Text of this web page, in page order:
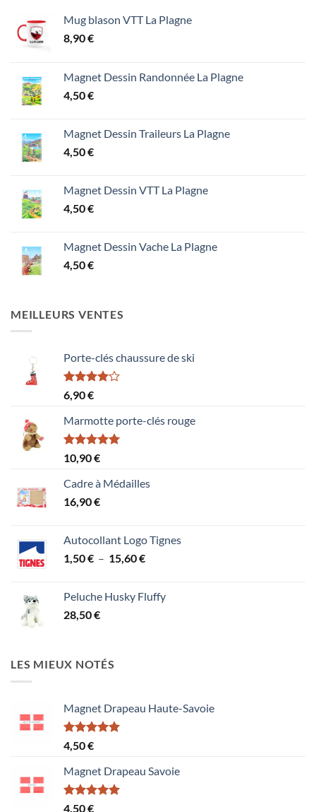
Mug blason VTT La Plagne
8,90€
Magnet Dessin Randonnée La Plagne
4,50€
Magnet Dessin Traileurs La Plagne
4,50€
Magnet Dessin VTT La Plagne
4,50€
Magnet Dessin Vache La Plagne
4,50€
MEILLEURS VENTES
Porte-clés chaussure de ski
Note
4.00
5
6,90€
Marmotte porte-clés rouge
Note5.00
sur 5
10,90€
Cadre à Médailles
16,90€
Autocollant Logo Tignes
1,50€ – 15,60€Plage
1,50 €
Peluche Husky Fluffy
28,50€
LES MIEUX NOTÉS
Magnet Drapeau Haute-Savoie
Note5.00
sur 5
4,50€
Magnet Drapeau Savoie
Note5.00
4,50€